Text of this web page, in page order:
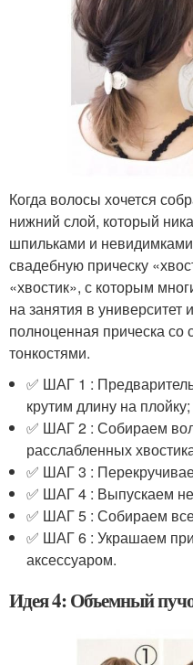
Когда волосы хочется
нижний слой, который
шпильками и
свадебную прическу
«хвостик», с которым
на занятия в университет
полноценная прическа со
тонкостями.
✅ ШАГ 1 :
крутим длину на плойку;
✅ ШАГ 2 : Собираем
расслабленных
✅ ШАГ 3 :
✅ ШАГ 4 : Выпускаем
✅ ШАГ 5 : Собираем
✅ ШАГ 6 : Украшаем
аксессуаром.
Идея 4: Объемный